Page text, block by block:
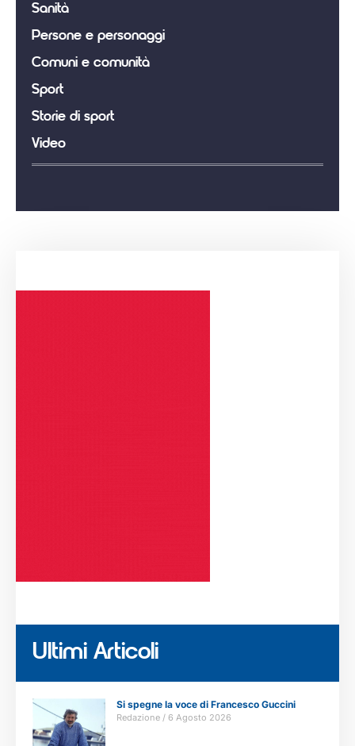
Sanità
Persone e personaggi
Comuni e comunità
Sport
Storie di sport
Video
Ultimi Articoli
Si spegne la voce di Francesco Guccini
Redazione 6 Agosto 2026